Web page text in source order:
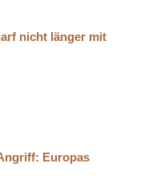
nicht länger mit
Europas